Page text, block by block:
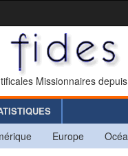
Missionnaires
Europe